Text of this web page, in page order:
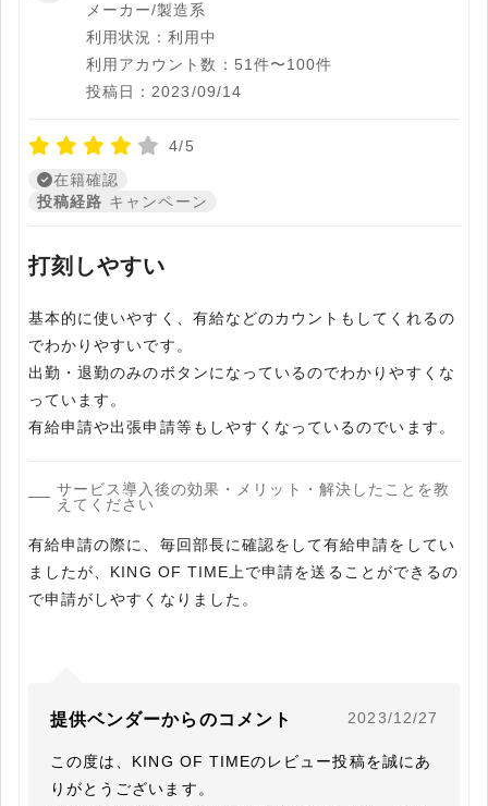
メーカー/製造系
利用状況：利用中
利用アカウント数：51件〜100件
投稿日：2023/09/14
4/5
在籍確認
投稿経路 キャンペーン
打刻しやすい
基本的に使いやすく、有給などのカウントもしてくれるの
でわかりやすいです。
出勤・退勤のみのボタンになっているのでわかりやすくな
っています。
有給申請や出張申請等もしやすくなっているのでいます。
サービス導入後の効果・メリット・解決したことを教
えてください
有給申請の際に、毎回部長に確認をして有給申請をしてい
ましたが、KING OF TIME上で申請を送ることができるの
で申請がしやすくなりました。
提供ベンダーからのコメント 2023/12/27
この度は、KING OF TIMEのレビュー投稿を誠にあ
りがとうございます。